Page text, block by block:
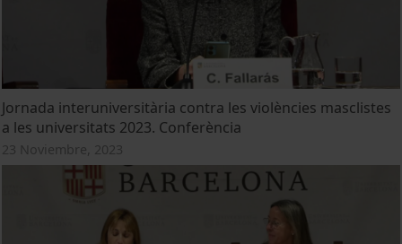
Jornada interuniversitària contra les violències masclistes
a les universitats 2023. Conferència
23 Noviembre, 2023